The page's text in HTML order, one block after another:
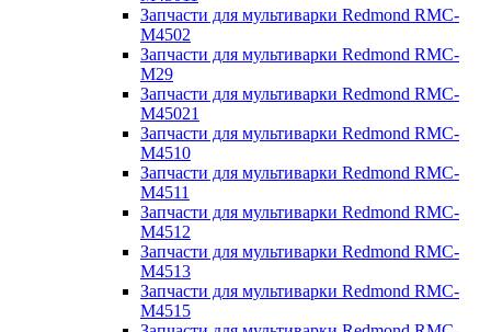
Запчасти для мультиварки Redmond RMC-
M4502
Запчасти для мультиварки Redmond RMC-
M29
Запчасти для мультиварки Redmond RMC-
M45021
Запчасти для мультиварки Redmond RMC-
M4510
Запчасти для мультиварки Redmond RMC-
M4511
Запчасти для мультиварки Redmond RMC-
M4512
Запчасти для мультиварки Redmond RMC-
M4513
Запчасти для мультиварки Redmond RMC-
M4515